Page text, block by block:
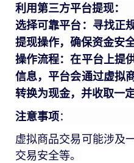
利用第三方平台提现：
选择可靠平台：寻找正
提现操作，确保资金安全
操作流程：在平台上提
信息，平台会通过虚拟
转换为现金，并收取一
注意事项：
虚拟商品交易可能涉及
交易安全等。